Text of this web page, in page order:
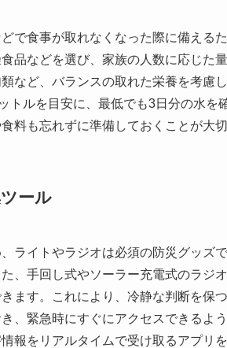
で食事が取れなくなった際に備える
品などを選び、家族の人数に応じた
など、バランスの取れた栄養を考慮
トルを目安に、最低でも3日分の水を
料も忘れずに準備しておくことが大切
ール
ライトやラジオは必須の防災グッズ
、手回し式やソーラー充電式のラジ
ます。これにより、冷静な判断を保
、緊急時にすぐにアクセスできるよ
報をリアルタイムで受け取るアプリ